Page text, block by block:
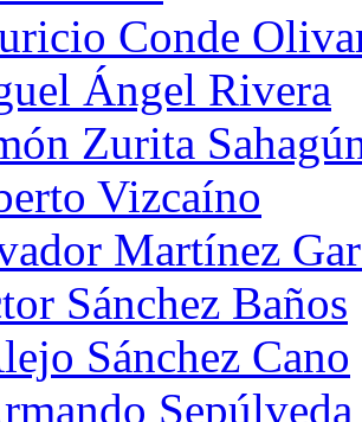
Conde
Ángel Rivera
Zurita
Vizcaíno
Martínez
Sánchez Baños
Sánchez Cano